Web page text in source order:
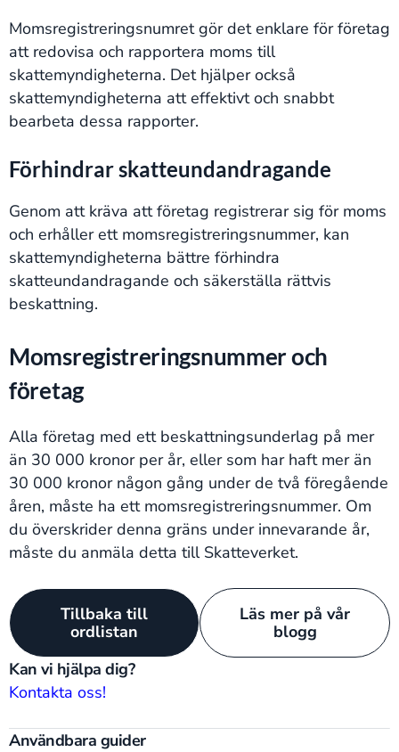
Kan vi hjälpa dig?
Kontakta oss!
Användbara guider
Momsregistreringsnumret gör det enklare för företag
att redovisa och rapportera moms till
skattemyndigheterna. Det hjälper också
skattemyndigheterna att effektivt och snabbt
bearbeta dessa rapporter.
Förhindrar skatteundandragande
Genom att kräva att företag registrerar sig för moms
och erhåller ett momsregistreringsnummer, kan
skattemyndigheterna bättre förhindra
skatteundandragande och säkerställa rättvis
beskattning.
Momsregistreringsnummer och
företag
Alla företag med ett beskattningsunderlag på mer
än 30 000 kronor per år, eller som har haft mer än
30 000 kronor någon gång under de två föregående
åren, måste ha ett momsregistreringsnummer. Om
du överskrider denna gräns under innevarande år,
måste du anmäla detta till Skatteverket.
Tillbaka till
ordlistan
Läs mer på vår
blogg